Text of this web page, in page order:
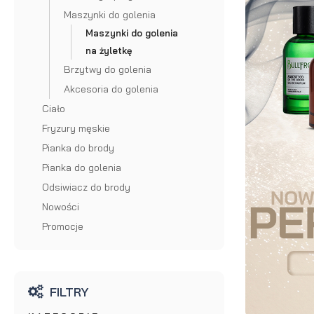
Akcesoria do brody i wąsów
Preparaty na porost brody
Odżywka do brody
Wosk do brody
Peeling do brody
Farba do brody
Wybór blogera Popraw wONs
Olejek
do
brody
na
lato
Olejek
brody ze
Szczotka
brody
Grzebień
brody
Grzebień
wąsów
Nożyczki
brody
Nożyczki
wąsów
Krem do włosów
Puder do włosów
Odżywka do włosów
Maszynki do golenia
Maszynki do golenia
na żyletkę
Brzytwy do golenia
Akcesoria do golenia
Ciało
Fryzury męskie
Pianka do brody
Pianka do golenia
Odsiwiacz do brody
Nowości
Promocje
FILTRY